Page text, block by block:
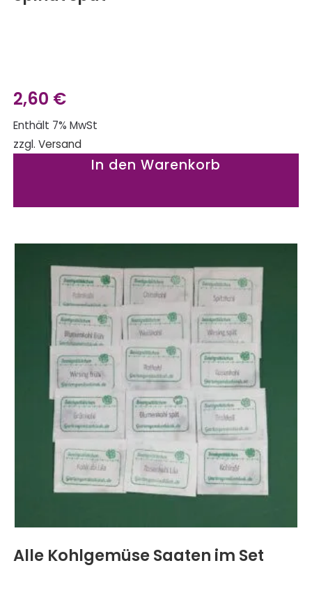
2,60 €
Enthält 7% MwSt
zzgl. Versand
In den Warenkorb
Alle Kohlgemüse Saaten im Set